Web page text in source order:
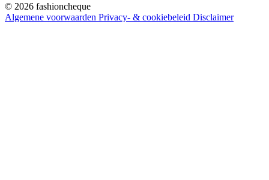
© 2026 fashioncheque
Algemene voorwaarden Privacy- & cookiebeleid Disclaimer